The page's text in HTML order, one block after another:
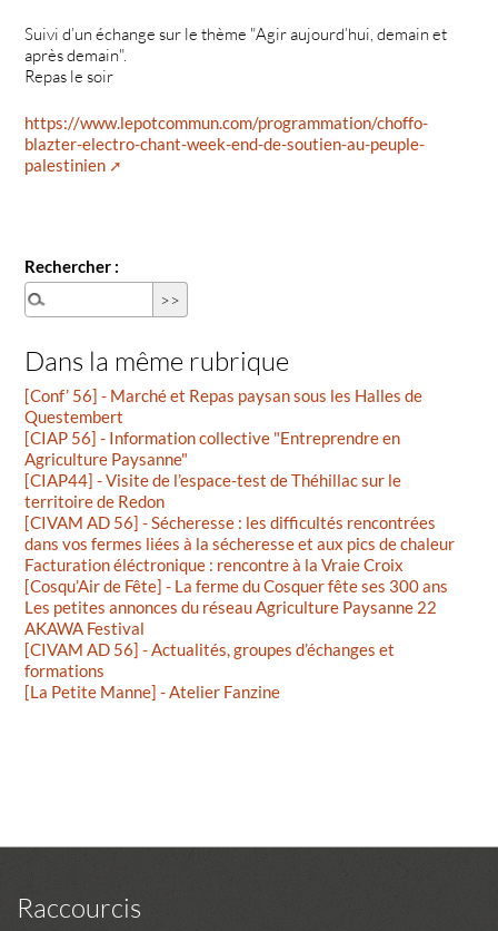
Suivi d’un échange sur le thème "Agir aujourd’hui, demain et
après demain".
Repas le soir
https://www.lepotcommun.com/programmation/choffo-
blazter-electro-chant-week-end-de-soutien-au-peuple-
palestinien
Rechercher :
Dans la même rubrique
[Conf’ 56] - Marché et Repas paysan sous les Halles de
Questembert
[CIAP 56] - Information collective "Entreprendre en
Agriculture Paysanne"
[CIAP44] - Visite de l’espace-test de Théhillac sur le
territoire de Redon
[CIVAM AD 56] - Sécheresse : les difficultés rencontrées
dans vos fermes liées à la sécheresse et aux pics de chaleur
Facturation éléctronique : rencontre à la Vraie Croix
[Cosqu’Air de Fête] - La ferme du Cosquer fête ses 300 ans
Les petites annonces du réseau Agriculture Paysanne 22
AKAWA Festival
[CIVAM AD 56] - Actualités, groupes d’échanges et
formations
[La Petite Manne] - Atelier Fanzine
Raccourcis